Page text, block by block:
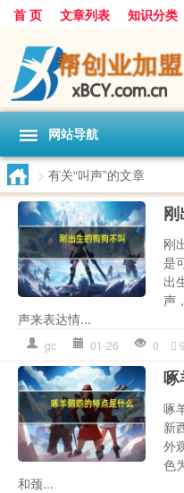
首 页 文章列表 知识分类
网站导航
> 有关“叫声”的文章
刚
是
出
声
声来表达情...
gc 01-26 0
啄
啄
新
外
色
和颈...